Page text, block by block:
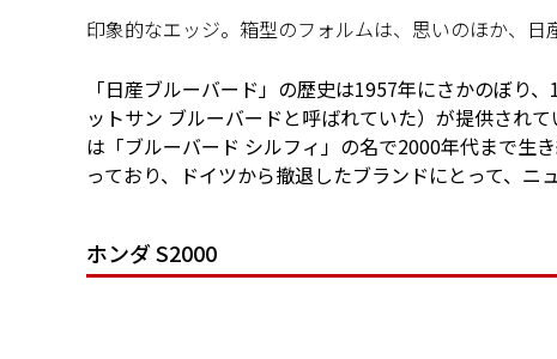
印象的なエッジ。箱型のフォルムは、思いのほか、日
「日産ブルーバード」の歴史は1957年にさかのぼり
ットサン ブルーバードと呼ばれていた）が提供され
は「ブルーバード シルフィ」の名で2000年代まで生
っており、ドイツから撤退したブランドにとって、ニ
ホンダ S2000